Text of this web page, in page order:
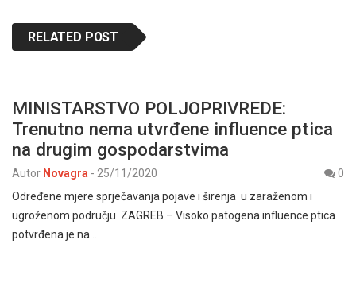
RELATED POST
MINISTARSTVO POLJOPRIVREDE:
Trenutno nema utvrđene influence ptica
na drugim gospodarstvima
Autor Novagra - 25/11/2020
0
Određene mjere sprječavanja pojave i širenja u zaraženom i
ugroženom području ZAGREB – Visoko patogena influence ptica
potvrđena je na…